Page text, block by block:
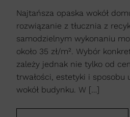
Najtańsza opaska wokół
rozwiązanie z tłucznia z
samodzielnym wykonaniu
około 35 zł/m². Wybór
zależy jednak nie tylko od
trwałości, estetyki i sposobu
wokół budynku. W […]